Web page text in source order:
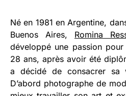
Né en 1981 en Argentine,
Buenos Aires, Romina
développé une passion pour
28 ans, après avoir été
a décidé de consacrer sa
D’abord photographe de